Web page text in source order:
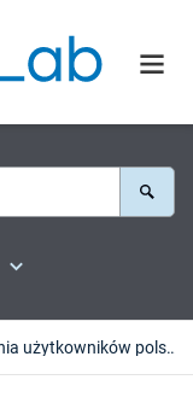
Mowa najstarszego pokolenia użytkowników polszczyzny : badanie z wykorzystaniem metody językoznawstwa korpusowego - wstępne informacje o projekcie